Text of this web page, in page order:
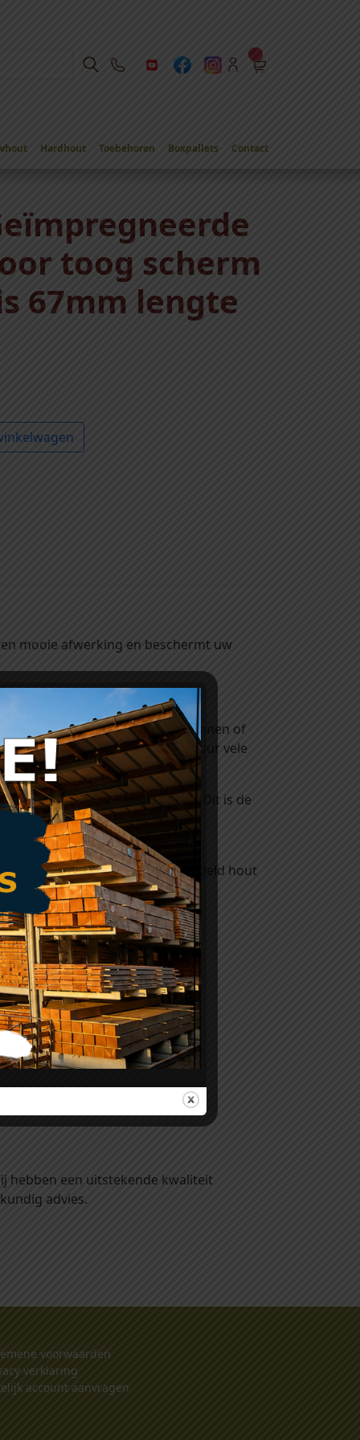
Hardhout Toebehoren Boxpallets Contact
toog scherm
67mm lengte
mooie afwerking en beschermt uw
een houtsoort zoals grenen of
Daardoor wordt de levensduur vele
onder druk geïmpregneerd. Dit is de
hout onttrokken en wordt het
de zaagkanten onbehandeld hout
Dit is een waterdunne
en het is erg makkelijk te
hebben een uitstekende kwaliteit
advies.
voorwaarden
verklaring
account aanvragen